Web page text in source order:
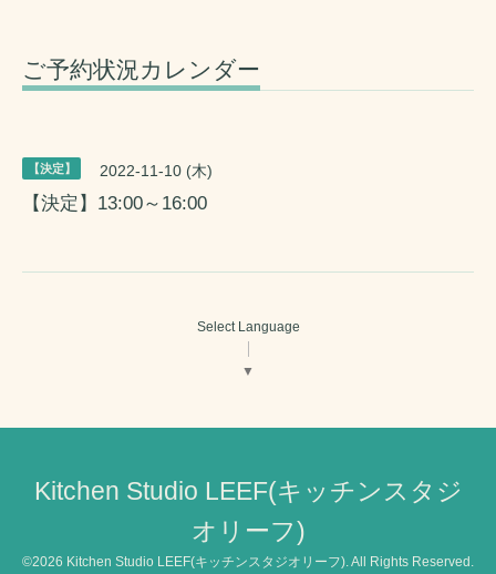
ご予約状況カレンダー
【決定】 2022-11-10 (木)
【決定】13:00～16:00
Select Language
▼
Kitchen Studio LEEF(キッチンスタジ
オリーフ)
©2026 Kitchen Studio LEEF(キッチンスタジオリーフ) . All Rights Reserved.